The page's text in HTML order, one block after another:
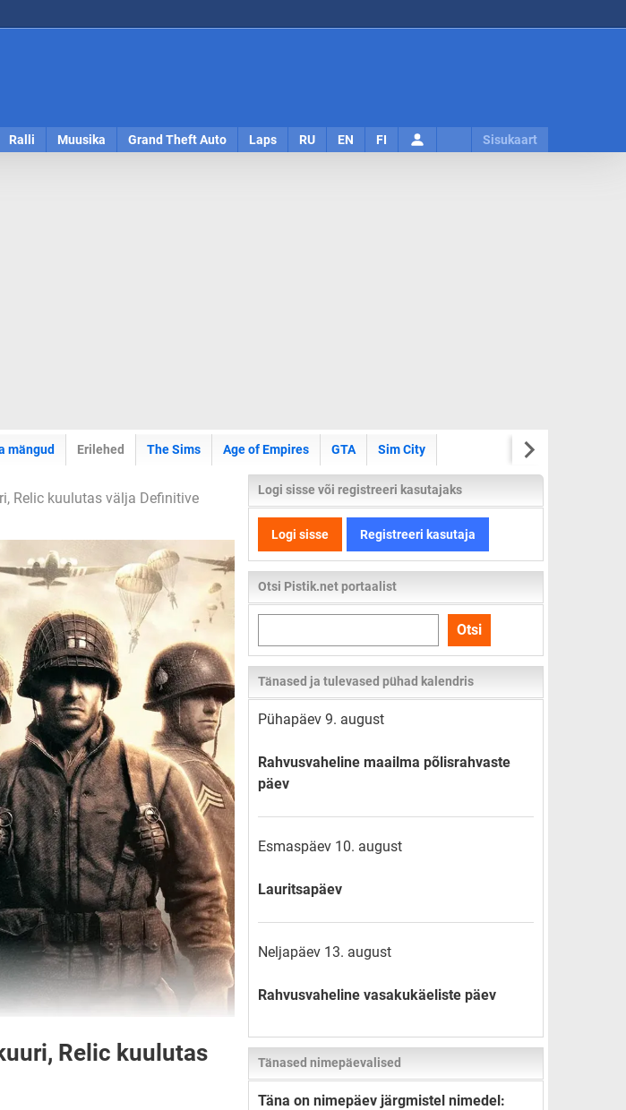
Ralli Muusika Grand Theft Auto Laps RU EN FI Sisukaart
mängud Erilehed The Sims Age of Empires GTA Sim City
Relic kuulutas välja Definitive
Relic kuulutas
Logi sisse või registreeri kasutajaks
Logi sisse Registreeri kasutaja
Otsi Pistik.net portaalist
kogu
lehelt
Otsi
Tänased ja tulevased pühad kalendris
Pühapäev 9. august
Rahvusvaheline maailma põlisrahvaste
päev
Esmaspäev 10. august
Lauritsapäev
Neljapäev 13. august
Rahvusvaheline vasakukäeliste päev
Tänased nimepäevalised
Täna on nimepäev järgmistel nimedel: